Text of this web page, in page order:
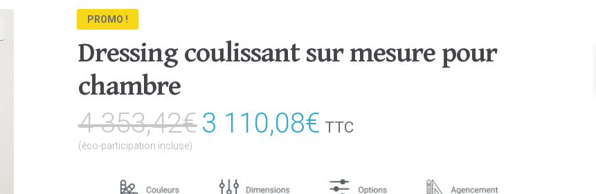
PROMO !
Dressing coulissant sur mesure pour
chambre
4 353,42€Le
initial
3 110,08€Le
actuel
TTC
(éco-participation incluse)